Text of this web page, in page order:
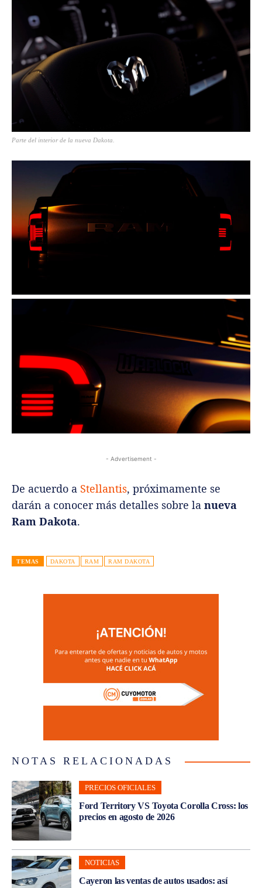
Parte del interior de la nueva Dakota.
- Advertisement -
De acuerdo a Stellantis, próximamente se
darán a conocer más detalles sobre la nueva
Ram Dakota.
TEMAS DAKOTA RAM RAM DAKOTA
NOTAS RELACIONADAS
PRECIOS OFICIALES
Ford Territory VS Toyota Corolla Cross: los
precios en agosto de 2026
NOTICIAS
Cayeron las ventas de autos usados: así